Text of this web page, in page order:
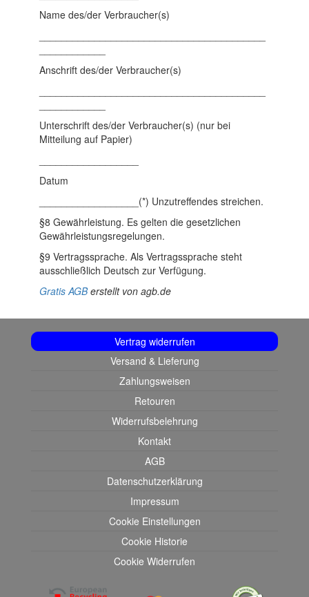
Name des/der Verbraucher(s)
Anschrift des/der Verbraucher(s)
Unterschrift des/der Verbraucher(s) (nur bei
Mitteilung auf Papier)
Datum
__________________(*) Unzutreffendes streichen.
§8 Gewährleistung. Es gelten die gesetzlichen
Gewährleistungsregelungen.
§9 Vertragssprache. Als Vertragssprache steht
ausschließlich Deutsch zur Verfügung.
Gratis AGBerstellt von agb.de
Vertrag widerrufen
Versand & Lieferung
Zahlungsweisen
Retouren
Widerrufsbelehrung
Kontakt
AGB
Datenschutzerklärung
Impressum
Cookie Einstellungen
Cookie Historie
Cookie Widerrufen